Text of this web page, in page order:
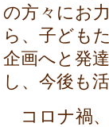
の方々にお
ら、子ども
企画へと発
し、今後も
コロナ禍、